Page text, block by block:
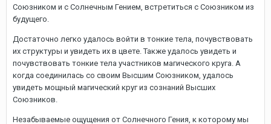
Союзником и с Солнечным Гением, встретиться с Союзником из
будущего.
Достаточно легко удалось войти в тонкие тела, почувствовать
их структуры и увидеть их в цвете. Также удалось увидеть и
почувствовать тонкие тела участников магического круга. А
когда соединилась со своим Высшим Союзником, удалось
увидеть мощный магический круг из сознаний Высших
Союзников.
Незабываемые ощущения от Солнечного Гения, к которому мы